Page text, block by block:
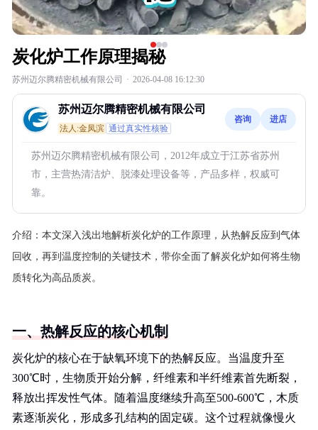
炭化炉工作原理揭秘
苏州迈尔腾精密机械有限公司 · 2026-04-08 16:12:30
苏州迈尔腾精密机械有限公司
法人:金凤滨 通过真实性核验
咨询 进店
苏州迈尔腾精密机械有限公司，2012年成立于江苏省苏州
市，主营热清洁炉、脱漆处理设备等，产品多样，权威可
靠。
介绍： 本文深入浅出地解析炭化炉的工作原理，从热解反应到气体
回收，再到温度控制的关键技术，带你全面了解炭化炉如何将生物
质转化为高品质炭。
一、热解反应的核心机制
炭化炉的核心在于缺氧环境下的热解反应。当温度升至
300℃时，生物质开始分解，纤维素和半纤维素首先断裂，
释放出挥发性气体。随着温度继续升高至500-600℃，木质
素逐渐炭化，形成多孔结构的固定碳。这个过程就像慢火